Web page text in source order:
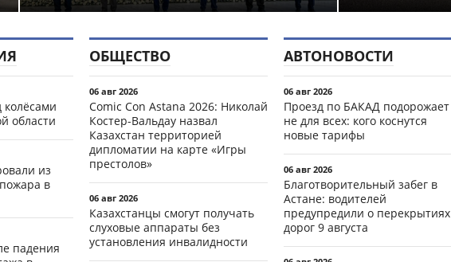
области
из
в
падения
ОБЩЕСТВО
06 авг 2026
Comic Con Astana 2026: Николай
Костер-Вальдау назвал
Казахстан территорией
дипломатии на карте «Игры
престолов»
06 авг 2026
Казахстанцы смогут получать
слуховые аппараты без
установления инвалидности
АВТОНОВОСТИ
06 авг 2026
Проезд по БАКАД подорожает
не для всех: кого коснутся
новые тарифы
06 авг 2026
Благотворительный забег в
Астане: водителей
предупредили о перекрытиях
дорог 9 августа